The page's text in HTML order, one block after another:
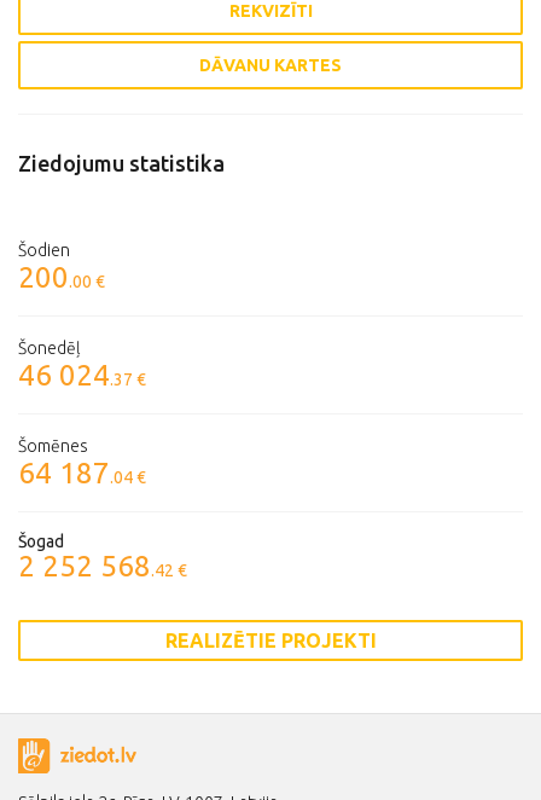
REKVIZĪTI
DĀVANU KARTES
Ziedojumu statistika
Šodien
200.00 €
Šonedēļ
46 024.37 €
Šomēnes
64 187.04 €
Šogad
2 252 568.42 €
REALIZĒTIE PROJEKTI